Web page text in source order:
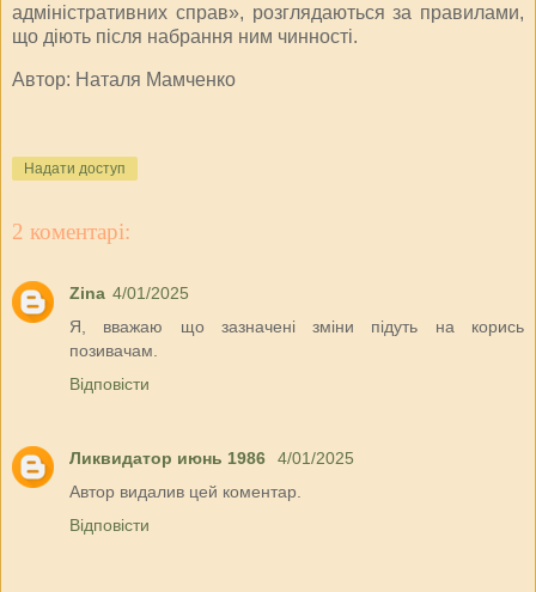
адміністративних справ», розглядаються за правилами,
що діють після набрання ним чинності.
Автор: Наталя Мамченко
Надати доступ
2 коментарі:
Zina 4/01/2025
Я, вважаю що зазначені зміни підуть на корись
позивачам.
Відповісти
Ликвидатор июнь 1986
4/01/2025
Автор видалив цей коментар.
Відповісти